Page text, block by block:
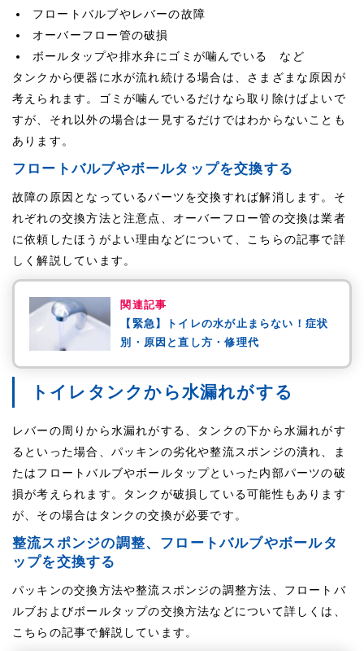
フロートバルブやレバーの故障
オーバーフロー管の破損
ボールタップや排水弁にゴミが噛んでいる など
タンクから便器に水が流れ続ける場合は、さまざまな原因が
考えられます。ゴミが噛んでいるだけなら取り除けばよいで
すが、それ以外の場合は一見するだけではわからないことも
あります。
フロートバルブやボールタップを交換する
故障の原因となっているパーツを交換すれば解消します。そ
れぞれの交換方法と注意点、オーバーフロー管の交換は業者
に依頼したほうがよい理由などについて、こちらの記事で詳
しく解説しています。
関連記事
【緊急】トイレの水が止まらない！症状
別・原因と直し方・修理代
トイレタンクから水漏れがする
レバーの周りから水漏れがする、タンクの下から水漏れがす
るといった場合、パッキンの劣化や整流スポンジの潰れ、ま
たはフロートバルブやボールタップといった内部パーツの破
損が考えられます。タンクが破損している可能性もあります
が、その場合はタンクの交換が必要です。
整流スポンジの調整、フロートバルブやボールタ
ップを交換する
パッキンの交換方法や整流スポンジの調整方法、フロートバ
ルブおよびボールタップの交換方法などについて詳しくは、
こちらの記事で解説しています。